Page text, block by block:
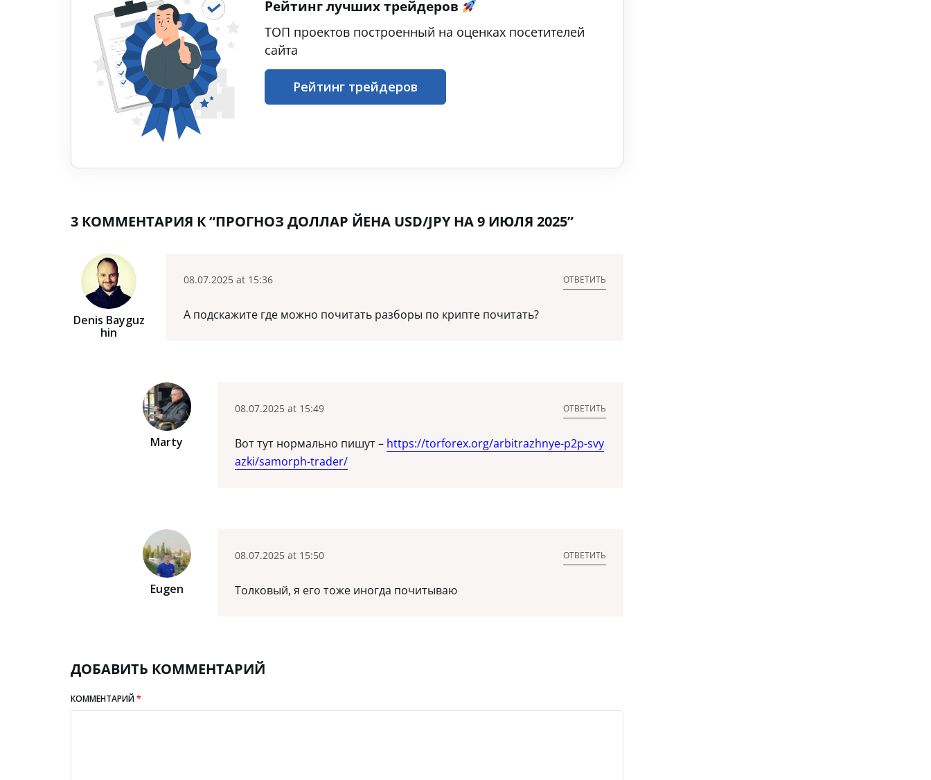
Рейтинг лучших трейдеров
ТОП проектов построенный на оценках посетителей
сайта
Рейтинг трейдеров
3 КОММЕНТАРИЯ К “ПРОГНОЗ ДОЛЛАР ЙЕНА USD/JPY НА 9 ИЮЛЯ 2025”
Denis Bayguz
Hin
08.07.2025 at 15:36
А подскажите где можно почитать разборы по крипте почитать?
ОТВЕТИТЬ
Marty
08.07.2025 at 15:49
Вот тут нормально пишут – https://torforex.org/arbitrazhnye-p2p-svy
azki/samorph-trader/
ОТВЕТИТЬ
Eugen
08.07.2025 at 15:50
Толковый, я его тоже иногда почитываю
ОТВЕТИТЬ
ДОБАВИТЬ КОММЕНТАРИЙ
КОММЕНТАРИЙ*